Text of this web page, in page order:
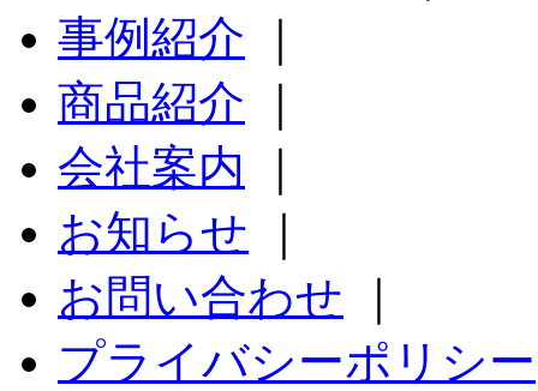
事例紹介 ｜
商品紹介 ｜
会社案内 ｜
お知らせ ｜
お問い合わせ ｜
プライバシーポリシー